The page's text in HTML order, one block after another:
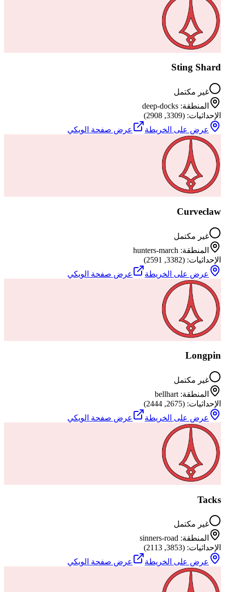
Sting Shard
غير مكتمل
المنطقة:
deep-docks
الإحداثيات: (
3309
,
2908
)
عرض على الخريطة
عرض صفحة الويكي
Curveclaw
غير مكتمل
المنطقة:
hunters-march
الإحداثيات: (
3382
,
2591
)
عرض على الخريطة
عرض صفحة الويكي
Longpin
غير مكتمل
المنطقة:
bellhart
الإحداثيات: (
2675
,
2444
)
عرض على الخريطة
عرض صفحة الويكي
Tacks
غير مكتمل
المنطقة:
sinners-road
الإحداثيات: (
3853
,
2113
)
عرض على الخريطة
عرض صفحة الويكي